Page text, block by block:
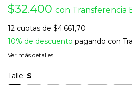
$32.400 con Transferencia
12 cuotas de $4.661,70
10% de descuento pagando con
Ver más detalles
Talle: S